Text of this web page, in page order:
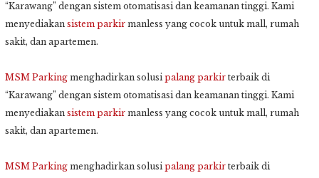
“Karawang” dengan sistem otomatisasi dan keamanan tinggi. Kami
menyediakan sistem parkir manless yang cocok untuk mall, rumah
sakit, dan apartemen.
MSM Parking menghadirkan solusipalang parkir terbaik di
“Karawang” dengan sistem otomatisasi dan keamanan tinggi. Kami
menyediakan sistem parkir manless yang cocok untuk mall, rumah
sakit, dan apartemen.
MSM Parking menghadirkan solusipalang parkir terbaik di